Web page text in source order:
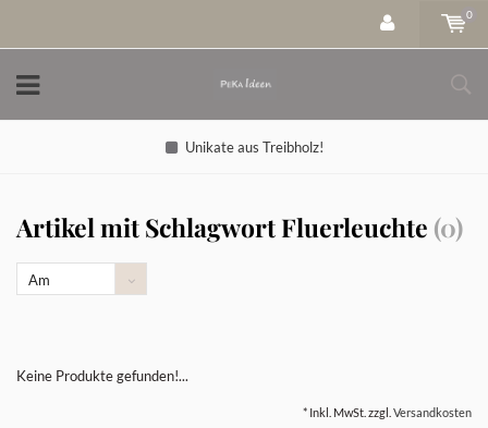
0
Unikate aus Treibholz!
Artikel mit Schlagwort Fluerleuchte (0)
Am
Keine Produkte gefunden!...
* Inkl. MwSt. zzgl. Versandkosten